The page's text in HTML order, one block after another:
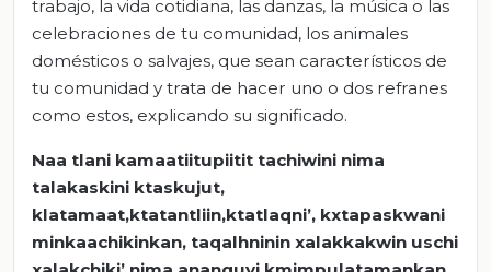
trabajo, la vida cotidiana, las danzas, la música o las
celebraciones de tu comunidad, los animales
domésticos o salvajes, que sean característicos de
tu comunidad y trata de hacer uno o dos refranes
como estos, explicando su significado.
Naa tlani kamaatiitupiitit tachiwini nima
talakaskini ktaskujut,
klatamaat,ktatantliin,ktatlaqni’, kxtapaskwani
minkaachikinkan, taqalhninin xalakkakwin uschi